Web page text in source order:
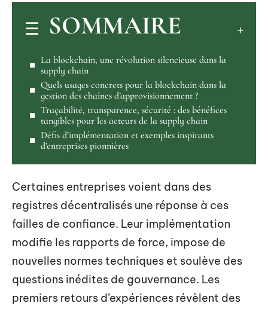
SOMMAIRE
La blockchain, une révolution silencieuse dans la
supply chain
Quels usages concrets pour la blockchain dans la
gestion des chaînes d’approvisionnement ?
Traçabilité, transparence, sécurité : des bénéfices
tangibles pour les acteurs de la supply chain
Défis d’implémentation et exemples inspirants
d’entreprises pionnières
Certaines entreprises voient dans des
registres décentralisés une réponse à ces
failles de confiance. Leur implémentation
modifie les rapports de force, impose de
nouvelles normes techniques et soulève des
questions inédites de gouvernance. Les
premiers retours d’expériences révèlent des